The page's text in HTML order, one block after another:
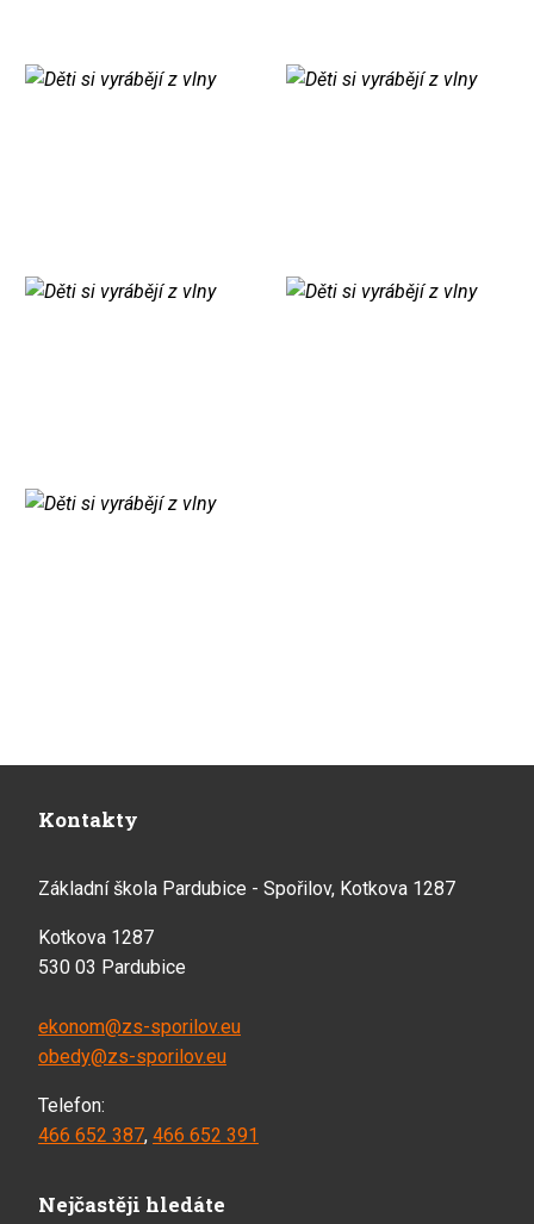
Kontakty
Základní škola Pardubice - Spořilov, Kotkova 1287
Kotkova 1287
530 03 Pardubice
ekonom@zs-sporilov.eu
obedy@zs-sporilov.eu
Telefon:
466 652 387, 466 652 391
Nejčastěji hledáte